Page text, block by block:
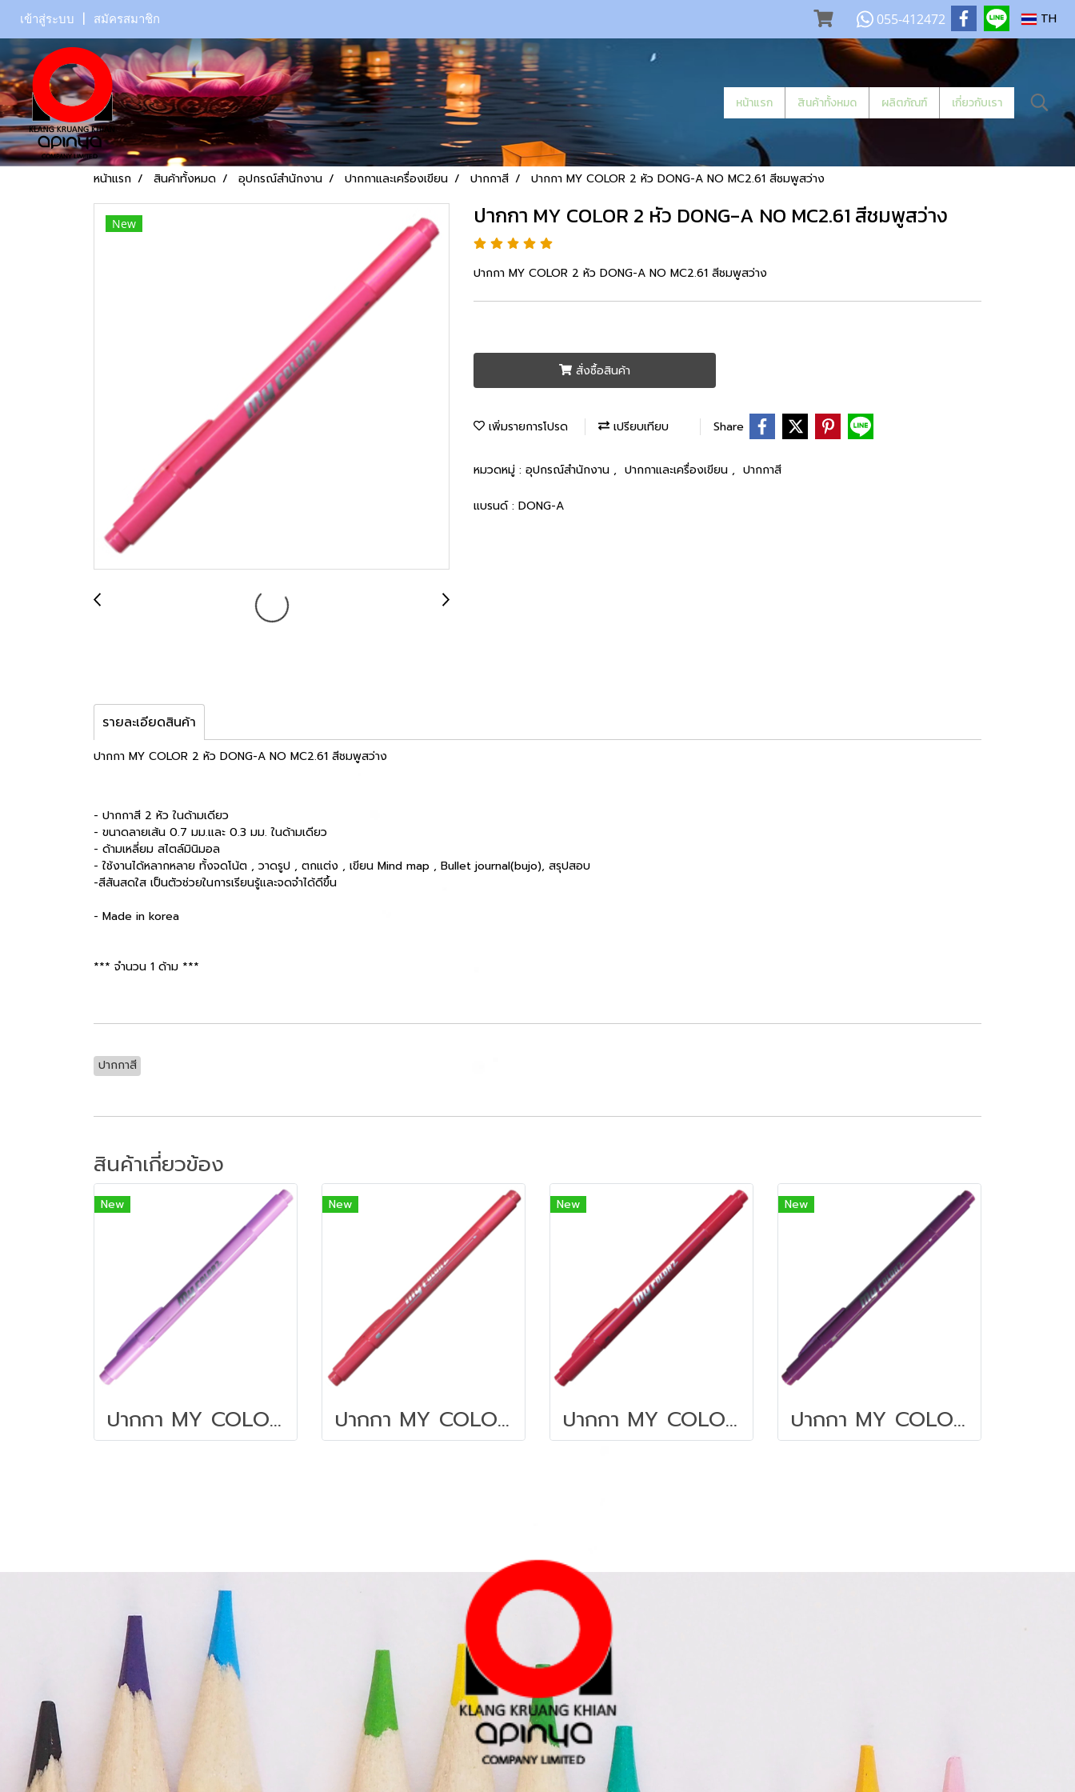
เข้าสู่ระบบ สมัครสมาชิก 055-412472 TH
หน้าแรก สินค้าทั้งหมด ผลิตภัณฑ์ เกี่ยวกับเรา
หน้าแรก สินค้าทั้งหมด อุปกรณ์สำนักงาน ปากกาและเครื่องเขียน ปากกาสี ปากกา MY COLOR 2 หัว DONG-A NO MC2.61 สีชมพูสว่าง
New ปากกา MY COLOR 2 หัว DONG-A NO MC2.61 สีชมพูสว่าง
ปากกา MY COLOR 2 หัว DONG-A NO MC2.61 สีชมพูสว่าง
สั่งซื้อสินค้า
เพิ่มรายการโปรด เปรียบเทียบ Share
หมวดหมู่ : อุปกรณ์สำนักงาน , ปากกาและเครื่องเขียน , ปากกาสี
แบรนด์ : DONG-A
รายละเอียดสินค้า
ปากกา MY COLOR 2 หัว DONG-A NO MC2.61 สีชมพูสว่าง
- ปากกาสี 2 หัว ในด้ามเดียว
- ขนาดลายเส้น 0.7 มม.และ 0.3 มม. ในด้ามเดียว
- ด้ามเหลี่ยม สไตล์มินิมอล
- ใช้งานได้หลากหลาย ทั้งจดโน้ต , วาดรูป , ตกแต่ง , เขียน Mind map , Bullet journal(bujo), สรุปสอบ
-สีสันสดใส เป็นตัวช่วยในการเรียนรู้และจดจำได้ดีขึ้น
- Made in korea
*** จำนวน 1 ด้าม ***
ปากกาสี
สินค้าเกี่ยวข้อง
New
ปากกา MY COLOR 2 หัว DONG-A NO MC2.56 สีม่วงอมชมพูอ่อน
New
ปากกา MY COLOR 2 หัว DONG-A NO MC2.62 สีชมพู
New
ปากกา MY COLOR 2 หัว DONG-A NO MC2.72 สีชมพูอมแดง
New
ปากกา MY COLOR 2 หัว DONG-A NO MC2.23 สีม่วง